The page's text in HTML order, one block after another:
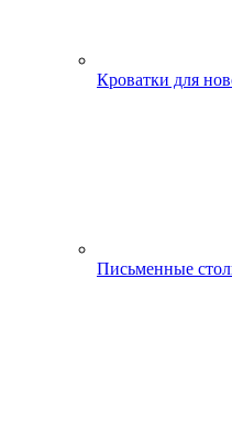
Кроватки для
Письменные